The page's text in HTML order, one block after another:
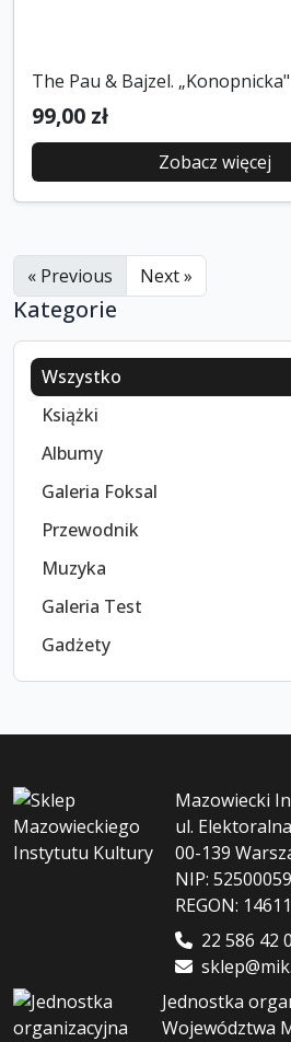
Kategorie
Wszystko
Książki
Albumy
Galeria Foksal
Przewodnik
Muzyka
Galeria Test
Gadżety
The Pau & Bajzel. „Konopnicka"
99,00 zł
Zobacz więcej
« Previous Next »
Mazowiecki
ul.
00-139
NIP:
REGON:
22 586 42
Jednostka
Województwa